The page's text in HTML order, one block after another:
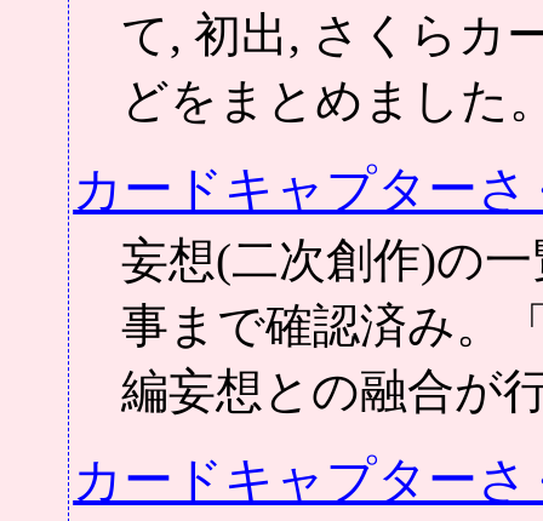
て, 初出, さくらカ
どをまとめました
カードキャプター
妄想(二次創作)の
事まで確認済み。
編妄想との融合が
カードキャプター